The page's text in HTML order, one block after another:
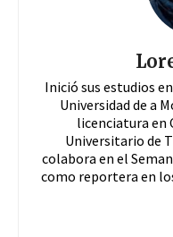
Inició sus estudios
Universidad de a
licenciatura en
Universitario de
colabora en el
como reportera en